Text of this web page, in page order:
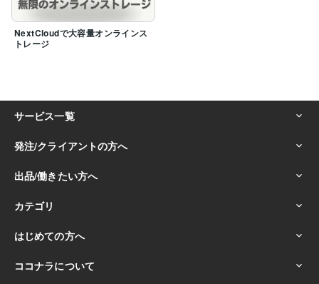
NextCloudで大容量オンラインス
トレージ